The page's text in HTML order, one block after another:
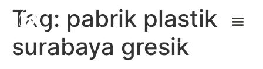
Tag: pabrik plastik
surabaya gresik